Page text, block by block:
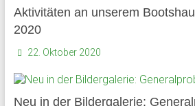
Aktivitäten an unserem
2020
22. Oktober 2020
Neu in der Bildergalerie: